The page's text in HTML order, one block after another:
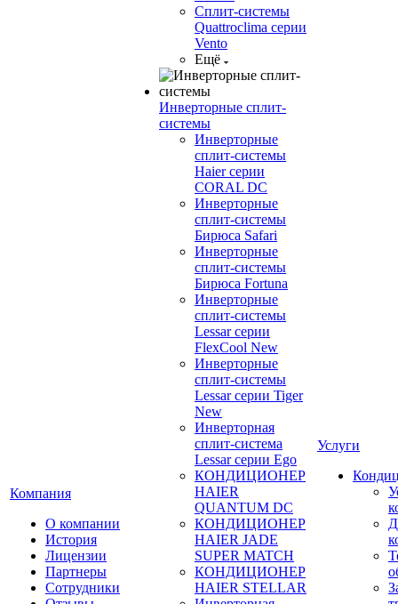
Компания
О компании
История
Лицензии
Партнеры
Сотрудники
Сплит-системы
Quattroclima серии
Vento
Ещё
Инверторные сплит-
системы
Инверторные
сплит-системы
Haier серии
CORAL DC
Инверторные
сплит-системы
Бирюса Safari
Инверторные
сплит-системы
Бирюса Fortuna
Инверторные
сплит-системы
Lessar серии
FlexCool New
Инверторные
сплит-системы
Lessar серии Tiger
New
Инверторная
сплит-система
Lessar серии Ego
КОНДИЦИОНЕР
HAIER
QUANTUM DC
КОНДИЦИОНЕР
HAIER JADE
SUPER MATCH
КОНДИЦИОНЕР
HAIER STELLAR
Услуги